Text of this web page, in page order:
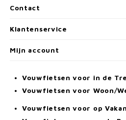
Contact
Klantenservice
Mijn account
Vouwfietsen voor in de
Vouwfietsen voor Woon/
Vouwfietsen voor op